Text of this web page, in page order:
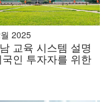
아이들이 스스
로 해결책을 찾
을 수 있도록 도
2025
교육 시스템 설명
인 투자자를 위한